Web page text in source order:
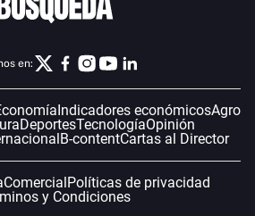
en:
Indicadores económicosAgro
DeportesTecnologíaOpinión
B-contentCartas al Director
ComercialPolíticas de privacidad
y Condiciones